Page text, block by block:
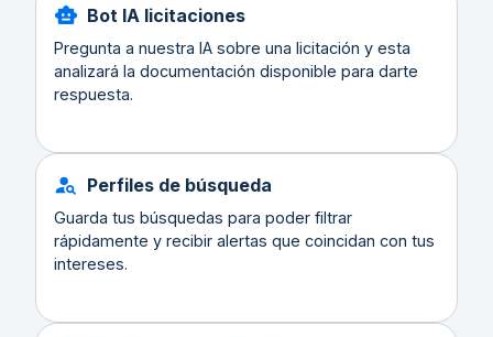
Bot IA licitaciones
Pregunta a nuestra IA sobre una licitación y esta
analizará la documentación disponible para darte
respuesta.
Perfiles de búsqueda
Guarda tus búsquedas para poder filtrar
rápidamente y recibir alertas que coincidan con tus
intereses.